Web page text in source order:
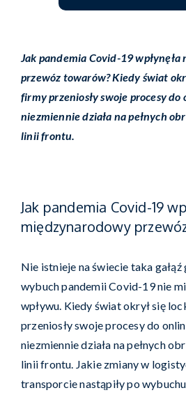
Jak pandemia Covid-19
przewóz towarów? Kiedy świat
firmy przeniosły swoje procesy do
niezmiennie działa na pełnych
linii frontu.
Jak pandemia Covid-19
międzynarodowy
Nie istnieje na świecie taka
wybuch pandemii Covid-19 nie
wpływu. Kiedy świat okrył się
przeniosły swoje procesy do
niezmiennie działa na pełnych
linii frontu. Jakie zmiany w
transporcie nastąpiły po